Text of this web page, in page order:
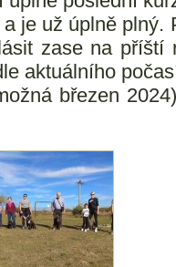
je už úplně plný.
zase na příští
aktuálního
březen